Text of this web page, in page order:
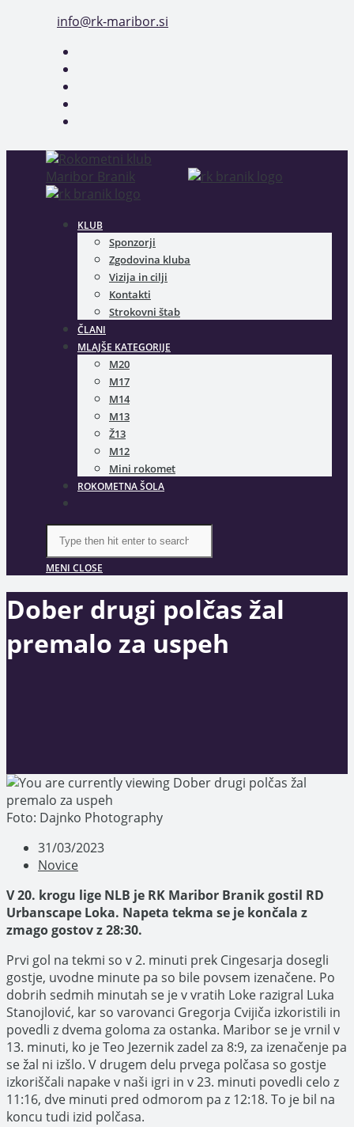
info@rk-maribor.si
KLUB
Sponzorji
Zgodovina kluba
Vizija in cilji
Kontakti
Strokovni štab
ČLANI
MLAJŠE KATEGORIJE
M20
M17
M14
M13
Ž13
M12
Mini rokomet
ROKOMETNA ŠOLA
SEARCH
this
website
MENI CLOSE
Dober drugi polčas žal
premalo za uspeh
Foto: Dajnko Photography
Post
published:
31/03/2023
Post
Novice
V 20. krogu lige NLB je RK Maribor Branik gostil RD
Urbanscape Loka. Napeta tekma se je končala z
zmago gostov z 28:30.
Prvi gol na tekmi so v 2. minuti prek Cingesarja dosegli
gostje, uvodne minute pa so bile povsem izenačene. Po
dobrih sedmih minutah se je v vratih Loke razigral Luka
Stanojlović, kar so varovanci Gregorja Cvijiča izkoristili in
povedli z dvema goloma za ostanka. Maribor se je vrnil v
13. minuti, ko je Teo Jezernik zadel za 8:9, za izenačenje pa
se žal ni izšlo. V drugem delu prvega polčasa so gostje
izkoriščali napake v naši igri in v 23. minuti povedli celo z
11:16, dve minuti pred odmorom pa z 12:18. To je bil na
koncu tudi izid polčasa.